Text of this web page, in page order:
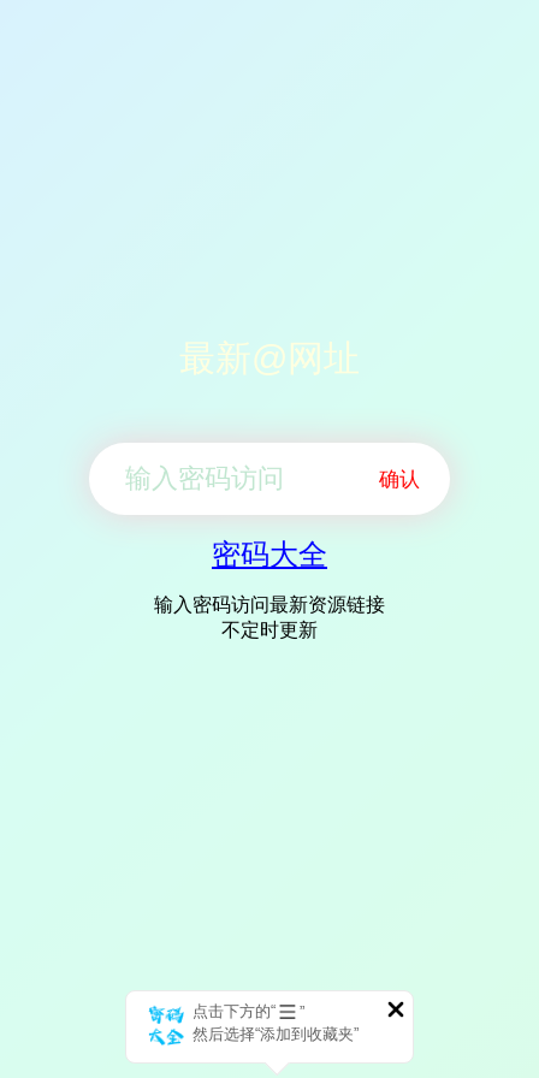
最新@网址
确认
密码大全
输入密码访问最新资源链接
不定时更新
点击下方的“
”
然后选择“添加到收藏夹”